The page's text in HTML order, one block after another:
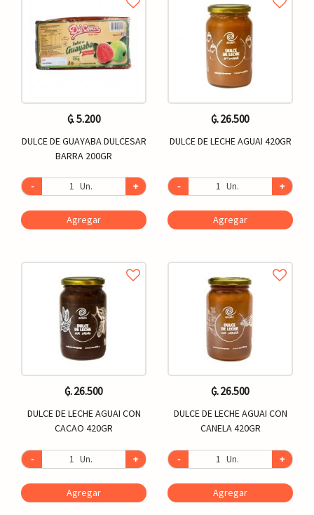
₲. 5.200
DULCE DE GUAYABA DULCESAR
BARRA 200GR
- Un. +
Agregar
₲. 26.500
DULCE DE LECHE AGUAI 420GR
- Un. +
Agregar
₲. 26.500
DULCE DE LECHE AGUAI CON
CACAO 420GR
- Un. +
Agregar
₲. 26.500
DULCE DE LECHE AGUAI CON
CANELA 420GR
- Un. +
Agregar